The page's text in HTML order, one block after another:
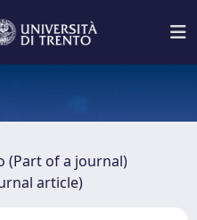
(Part of a journal)
article)